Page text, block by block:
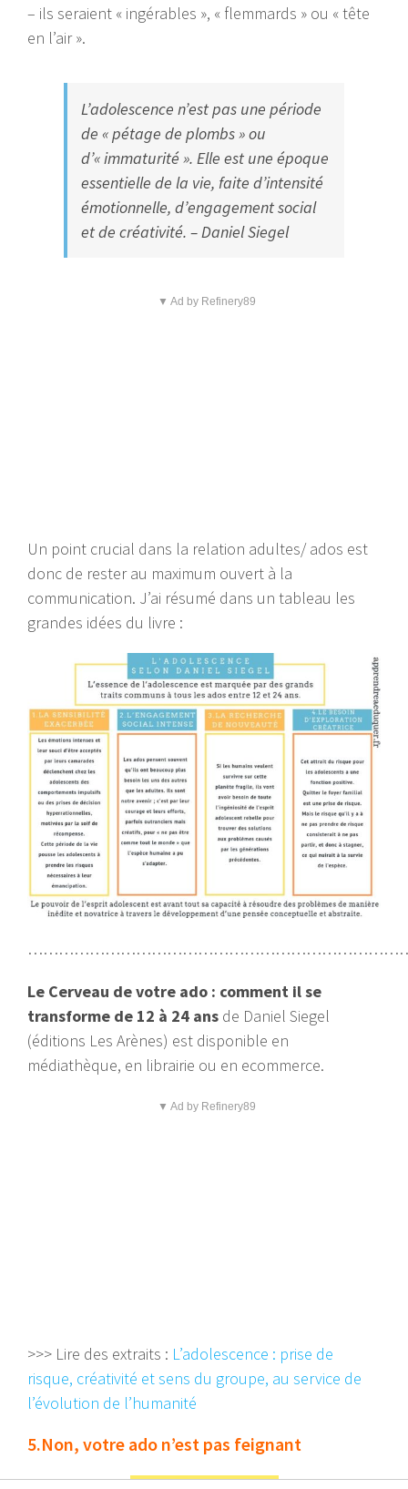
– ils seraient « ingérables », « flemmards » ou « tête
en l’air ».
L’adolescence n’est pas une période
de « pétage de plombs » ou
d’« immaturité ». Elle est une époque
essentielle de la vie, faite d’intensité
émotionnelle, d’engagement social
et de créativité. – Daniel Siegel
▼ Ad by Refinery89
Un point crucial dans la relation adultes/ ados est
donc de rester au maximum ouvert à la
communication. J’ai résumé dans un tableau les
grandes idées du livre :
Le Cerveau de votre ado : comment il se
transforme de 12 à 24 ans de Daniel Siegel
(éditions Les Arènes) est disponible en
médiathèque, en librairie ou en ecommerce.
▼ Ad by Refinery89
>>> Lire des extraits : L’adolescence : prise de
risque, créativité et sens du groupe, au service de
l’évolution de l’humanité
5.Non, votre ado n’est pas feignant